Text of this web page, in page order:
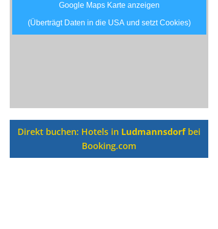
Google Maps Karte anzeigen
(Überträgt Daten in die USA und setzt Cookies)
Direkt buchen: Hotels in Ludmannsdorfbei
Booking.com